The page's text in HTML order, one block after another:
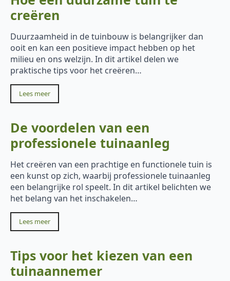
creëren
Duurzaamheid in de tuinbouw is belangrijker dan
ooit en kan een positieve impact hebben op het
milieu en ons welzijn. In dit artikel delen we
praktische tips voor het creëren…
Lees meer
De voordelen van een
professionele tuinaanleg
Het creëren van een prachtige en functionele tuin is
een kunst op zich, waarbij professionele tuinaanleg
een belangrijke rol speelt. In dit artikel belichten we
het belang van het inschakelen…
Lees meer
Tips voor het kiezen van een
tuinaannemer